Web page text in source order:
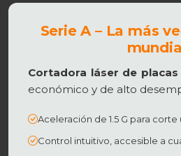
Serie A – La más
mundial
Cortadora láser de placas
económico y de alto
Aceleración de 1.5 G para
Control intuitivo, accesible a